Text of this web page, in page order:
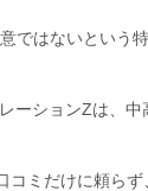
ではないという特
ションZは、中
ミだけに頼らず